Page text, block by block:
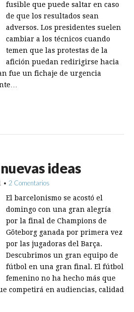
fusible que puede saltar en caso
de que los resultados sean
adversos. Los presidentes suelen
cambiar a los técnicos cuando
temen que las protestas de la
afición puedan redirigirse hacia
fue un fichaje de urgencia
ideas
• 2 Comentarios
El barcelonismo se acostó el
domingo con una gran alegría
por la final de Champions de
Göteborg ganada por primera vez
por las jugadoras del Barça.
Descubrimos un gran equipo de
fútbol en una gran final. El fútbol
femenino no ha hecho más que
competirá en audiencias, calidad